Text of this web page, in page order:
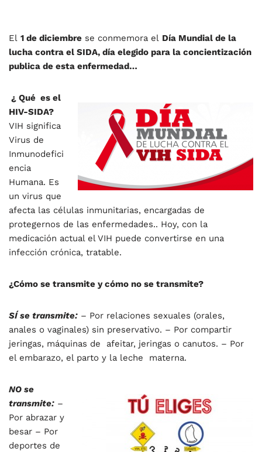
El 1 de diciembre se conmemora el Día Mundial de la
lucha contra el SIDA, día elegido para la concientización
publica de esta enfermedad…
¿ Qué es el
HIV-SIDA?
VIH significa
Virus de
Inmunodefici
encia
Humana. Es
un virus que
afecta las células inmunitarias, encargadas de
protegernos de las enfermedades.. Hoy, con la
medicación actual el VIH puede convertirse en una
infección crónica, tratable.
¿Cómo se transmite y cómo no se transmite?
SÍ se transmite: – Por relaciones sexuales (orales,
anales o vaginales) sin preservativo. – Por compartir
jeringas, máquinas de afeitar, jeringas o canutos. – Por
el embarazo, el parto y la leche materna.
NO se
transmite: –
Por abrazar y
besar – Por
deportes de